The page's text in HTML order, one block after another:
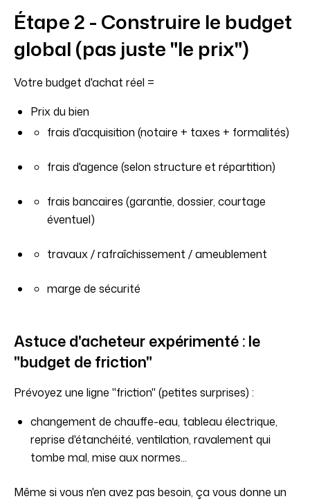
Étape 2 - Construire le budget
global (pas juste "le prix")
Votre budget d'achat réel =
Prix du bien
frais d'acquisition (notaire + taxes + formalités)
frais d'agence (selon structure et répartition)
frais bancaires (garantie, dossier, courtage
éventuel)
travaux / rafraîchissement / ameublement
marge de sécurité
Astuce d'acheteur expérimenté : le
"budget de friction"
Prévoyez une ligne "friction" (petites surprises) :
changement de chauffe-eau, tableau électrique,
reprise d'étanchéité, ventilation, ravalement qui
tombe mal, mise aux normes...
Même si vous n'en avez pas besoin, ça vous donne un